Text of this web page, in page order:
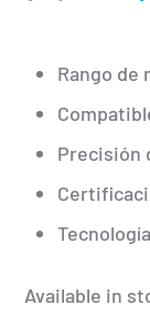
Rango de
Precisión
Available in